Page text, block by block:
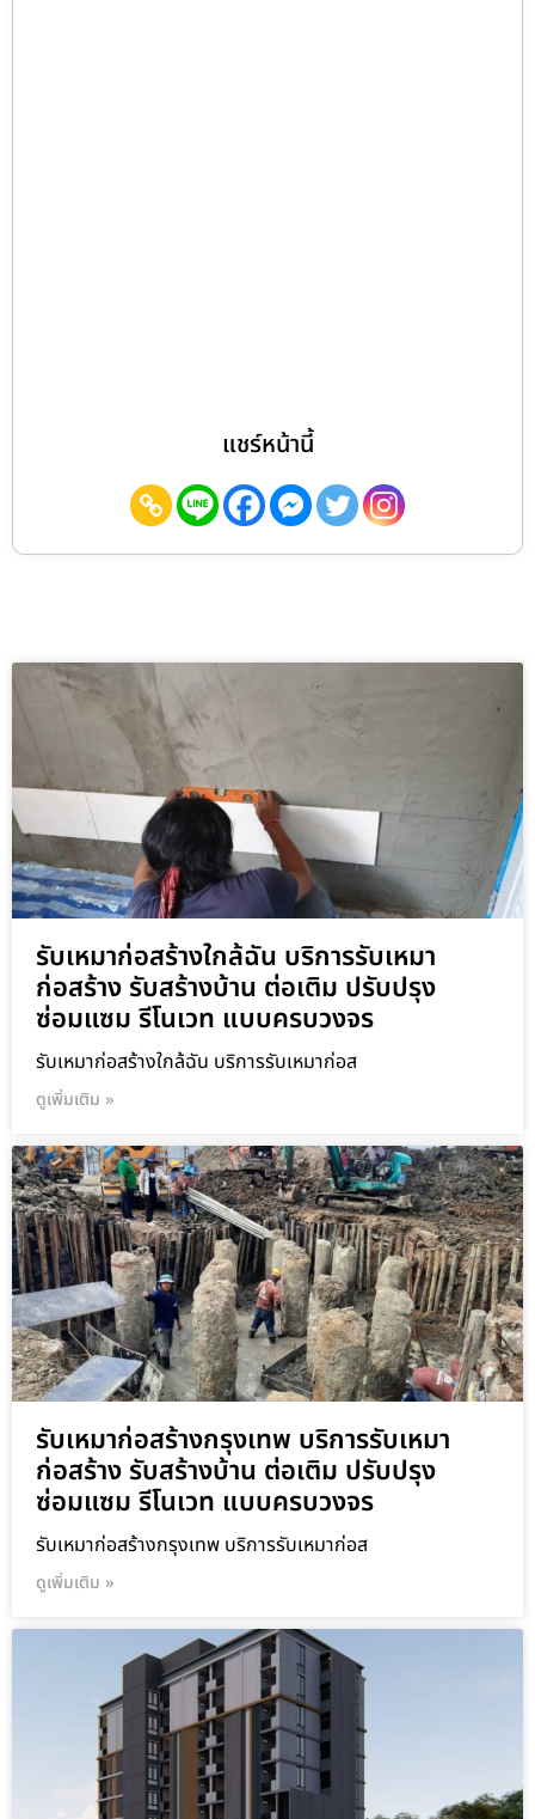
แชร์หน้านี้
รับเหมาก่อสร้างใกล้ฉัน บริการรับเหมา
ก่อสร้าง รับสร้างบ้าน ต่อเติม ปรับปรุง
ซ่อมแซม รีโนเวท แบบครบวงจร
รับเหมาก่อสร้างใกล้ฉัน บริการรับเหมาก่อส
ดูเพิ่มเติม »
รับเหมาก่อสร้างกรุงเทพ บริการรับเหมา
ก่อสร้าง รับสร้างบ้าน ต่อเติม ปรับปรุง
ซ่อมแซม รีโนเวท แบบครบวงจร
รับเหมาก่อสร้างกรุงเทพ บริการรับเหมาก่อส
ดูเพิ่มเติม »